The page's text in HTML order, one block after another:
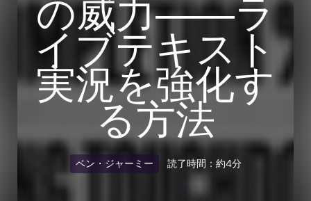
の威力――ラ
イブテキスト
実況を強化す
る方法
ベン・ジャーミー 読了時間：約4分